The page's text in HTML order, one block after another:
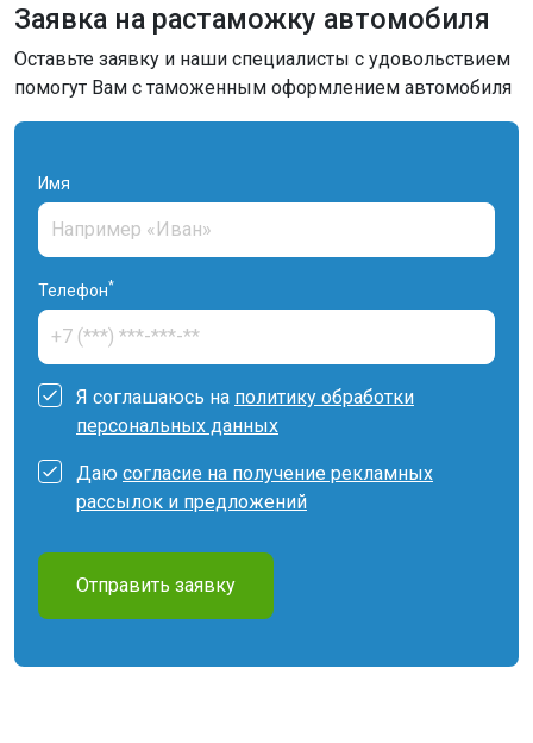
Заявка на растаможку автомобиля
Оставьте заявку и наши специалисты с удовольствием
помогут Вам с таможенным оформлением автомобиля
Имя
Телефон*
Я соглашаюсь на политику обработки
персональных данных
Даю согласие на получение рекламных
рассылок и предложений
Отправить заявку